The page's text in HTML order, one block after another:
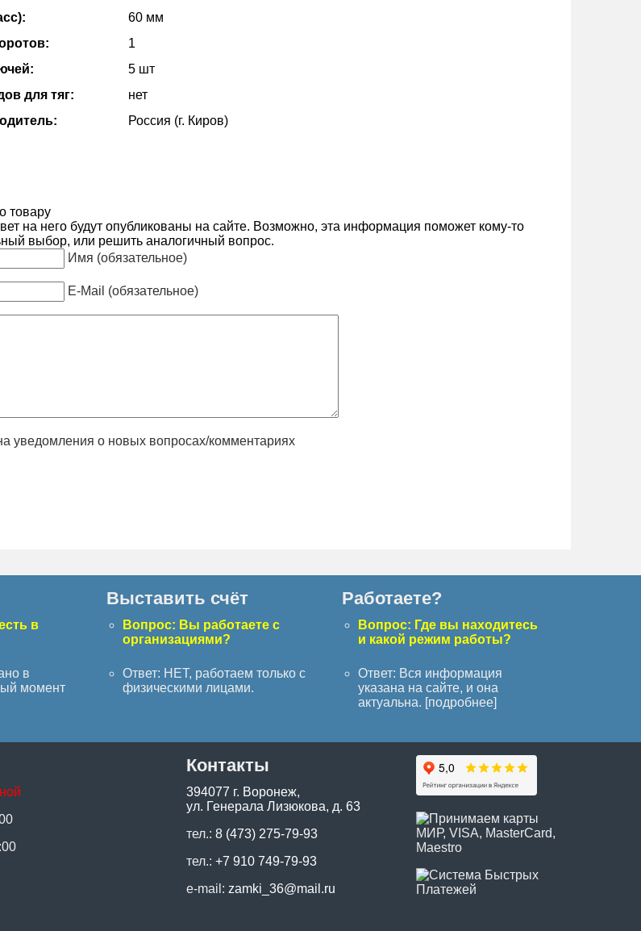
60 мм
1
5 шт
для тяг:
нет
Россия (г. Киров)
товару
на него будут опубликованы на сайте. Возможно, эта информация поможет кому-то
выбор, или решить аналогичный вопрос.
Имя (обязательное)
E-Mail (обязательное)
уведомления о новых вопросах/комментариях
в
в
момент
Выставить счёт
Вопрос: Вы работаете с
организациями?
Ответ: НЕТ, работаем только с
физическими лицами.
Работаете?
Вопрос: Где вы находитесь
и какой режим работы?
Ответ: Вся информация
указана на сайте, и она
актуальна. [подробнее]
Контакты
394077 г. Воронеж,
ул. Генерала Лизюкова, д. 63
тел.: 8 (473) 275-79-93
тел.: +7 910 749-79-93
e-mail: zamki_36@mail.ru